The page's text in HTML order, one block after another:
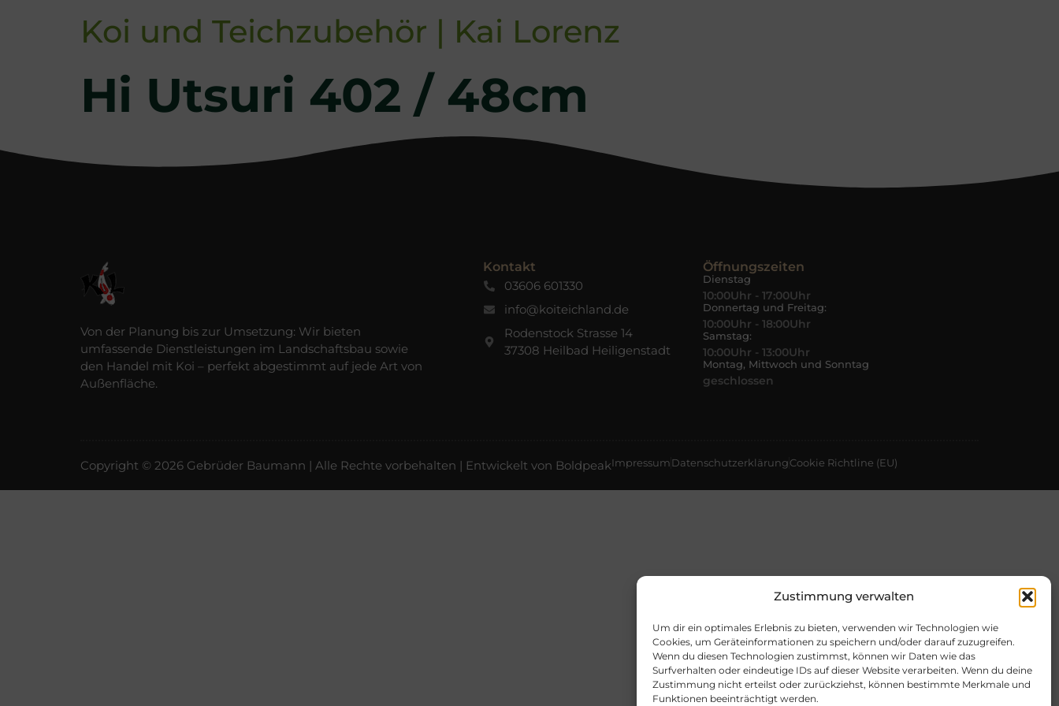
Zustimmung verwalten
Um dir ein optimales Erlebnis zu bieten, verwenden wir Technologien wie
Cookies, um Geräteinformationen zu speichern und/oder darauf zuzugreifen.
Wenn du diesen Technologien zustimmst, können wir Daten wie das
Surfverhalten oder eindeutige IDs auf dieser Website verarbeiten. Wenn du deine
Zustimmung nicht erteilst oder zurückziehst, können bestimmte Merkmale und
Funktionen beeinträchtigt werden.
Koi und Teichzubehör | Kai Lorenz
Hi Utsuri 402 / 48cm
Von der Planung bis zur Umsetzung: Wir bieten
umfassende Dienstleistungen im Landschaftsbau sowie
den Handel mit Koi – perfekt abgestimmt auf jede Art von
Außenfläche.
Kontakt
03606 601330
info@koiteichland.de
Rodenstock Strasse 14
37308 Heilbad Heiligenstadt
Öffnungszeiten
Dienstag
10:00Uhr - 17:00Uhr
Donnertag und Freitag:
10:00Uhr - 18:00Uhr
Samstag:
10:00Uhr - 13:00Uhr
Montag, Mittwoch und Sonntag
geschlossen
Copyright © 2026 Gebrüder Baumann | Alle Rechte vorbehalten | Entwickelt von BoldpeakImpressumDatenschutzerklärungCookie Richtline (EU)